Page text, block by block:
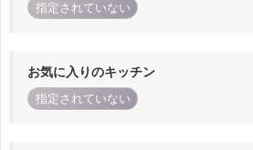
指定されていない
お気に入りのキッチン
指定されていない